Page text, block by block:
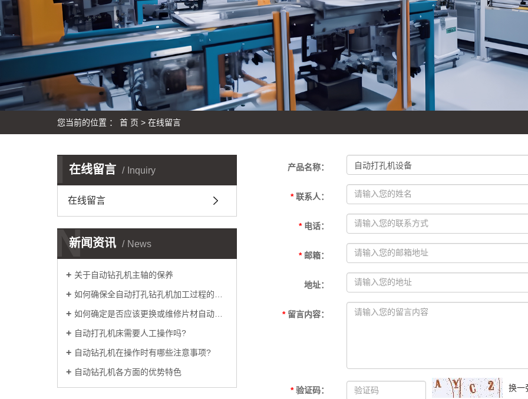
您当前的位置 ： 首 页 > 在线留言
在线留言 Inquiry
I
在线留言
新闻资讯 News
N
关于自动钻孔机主轴的保养
如何确保全自动打孔钻孔机加工过程的稳定性
如何确定是否应该更换或维修片材自动丝印机
自动打孔机床需要人工操作吗?
自动钻孔机在操作时有哪些注意事项?
自动钻孔机各方面的优势特色
产品名称：
* 联系人：
* 电话：
* 邮箱：
地址：
* 留言内容：
* 验证码： 换一